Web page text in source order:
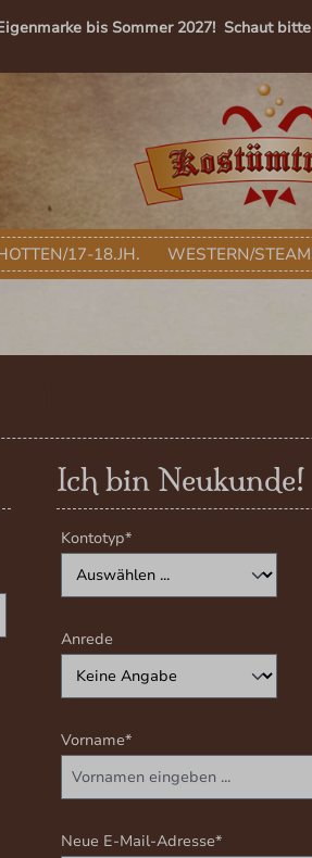
bis Sommer 2027! Schaut
17-18.JH. WESTERN/
Ich bin Neukunde!
Persönliche
Kontotyp*
Anrede
Vorname*
Neue E-Mail-Adresse*